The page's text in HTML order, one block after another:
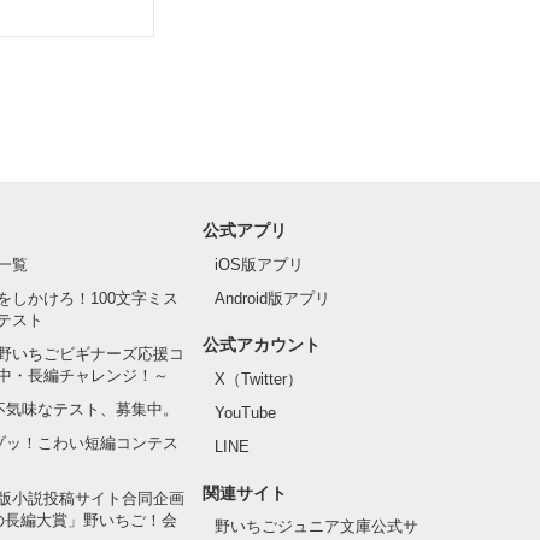
覧
しかけろ！100文字ミス
スト
いちごビギナーズ応援コ
・長編チャレンジ！～
味なテスト、募集中。
ッ！こわい短編コンテス
小説投稿サイト合同企画
長編大賞」野いちご！会
公式アプリ
iOS版アプリ
Android版アプリ
公式アカウント
X（Twitter）
YouTube
LINE
関連サイト
野いちごジュニア文庫公式サ